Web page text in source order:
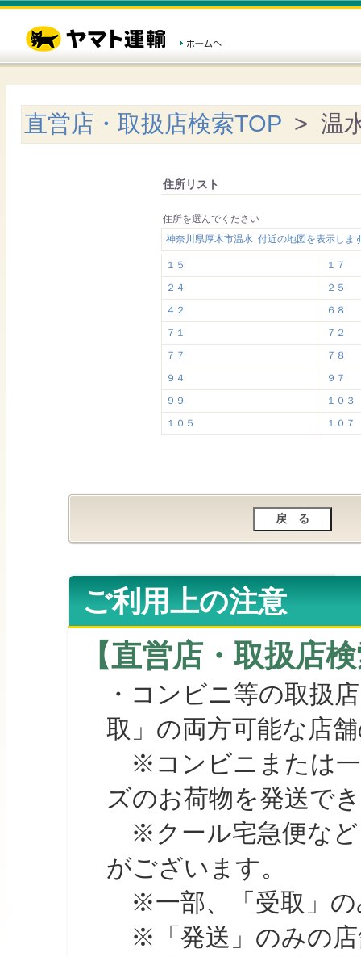
直営店・取扱店検索TOP > 温
住所リスト
住所を選んでください
神奈川県厚木市温水 付近の地図を表示しま
１５
１７
２４
２５
４２
６８
７１
７２
７７
７８
９４
９７
９９
１０３
１０５
１０７
ご利用上の注意
【直営店・取扱店
・コンビニ等の取扱
取」の両方可能な店
※コンビニまたは一
ズのお荷物を発送で
※クール宅急便など
がございます。
※一部、「受取」の
※「発送」のみの店